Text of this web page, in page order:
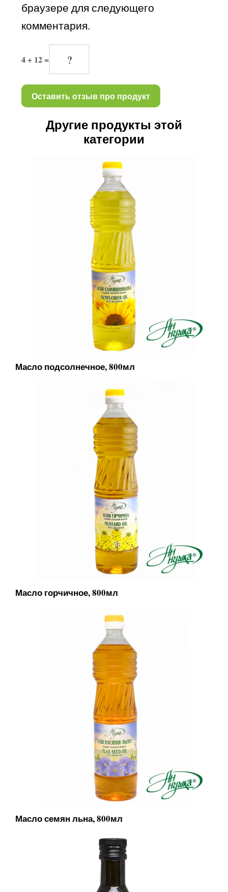
Витамин Е,
mg(мг)
18,70
Витамин A,
mg(мг)
Холестерин,
mg(мг)
0,00
браузере для следующего
комментария.
4 + 12 =
Другие продукты этой
категории
Масло подсолнечное, 800мл
Масло горчичное, 800мл
Масло семян льна, 800мл